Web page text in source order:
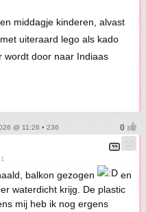
middagje kinderen, alvast
uiteraard lego als kado
wordt door naar Indiaas
@ 11:26 • 236
balkon gezogen
en
waterdicht krijg. De plastic
mij heb ik nog ergens